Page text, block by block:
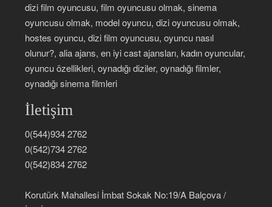
dizi film oyuncusu, film oyuncusu olmak, sinema
oyuncusu olmak, model oyuncu, dizi oyuncusu olmak,
hostes oyuncu, dizi film oyuncusu, oyuncu nasıl
olunur?, alia ajans, en iyi cast ajansları, kadın oyuncular,
oyuncu özellikleri, oynadığı diziler, oynadığı filmler,
oynadığı sinema filmleri
İletişim
0(544)934 2762
0(542)734 2762
0(542)834 2762
Korutürk Mahallesi İmbat Sokak No:19/A Balçova /